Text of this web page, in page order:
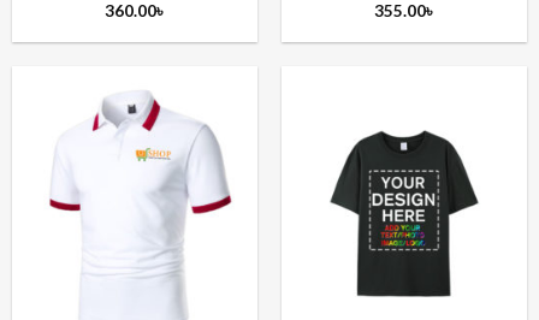
360.00৳ 355.00৳